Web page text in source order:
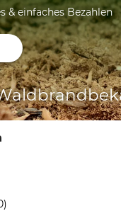
& einfaches Bezahlen